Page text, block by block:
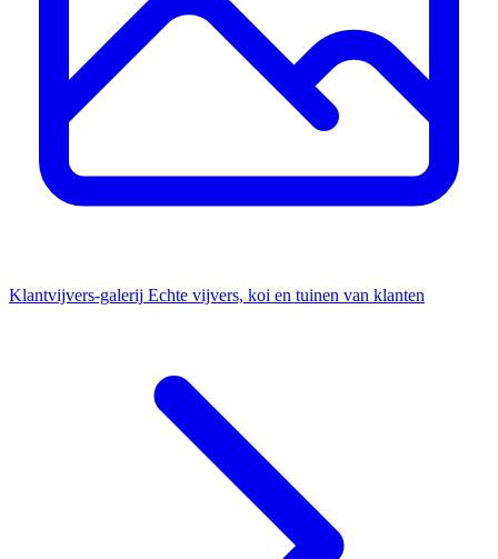
Klantvijvers-galerij Echte vijvers, koi en tuinen van klanten